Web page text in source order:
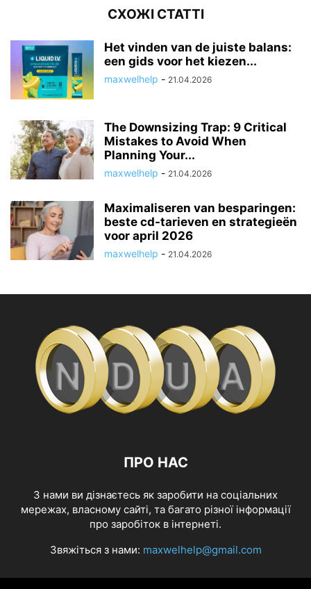
СХОЖІ СТАТТІ
Het vinden van de juiste balans:
een gids voor het kiezen...
maxwelhelp - 21.04.2026
The Downsizing Trap: 9 Critical
Mistakes to Avoid When
Planning Your...
maxwelhelp - 21.04.2026
Maximaliseren van besparingen:
beste cd-tarieven en strategieën
voor april 2026
maxwelhelp - 21.04.2026
ПРО НАС
З нами ви дізнаєтесь як заробити на соціальних
мережах, власному сайті, та багато різної інформації
про заробіток в інтернеті.
Звяжіться з нами: maxwelhelp@gmail.com